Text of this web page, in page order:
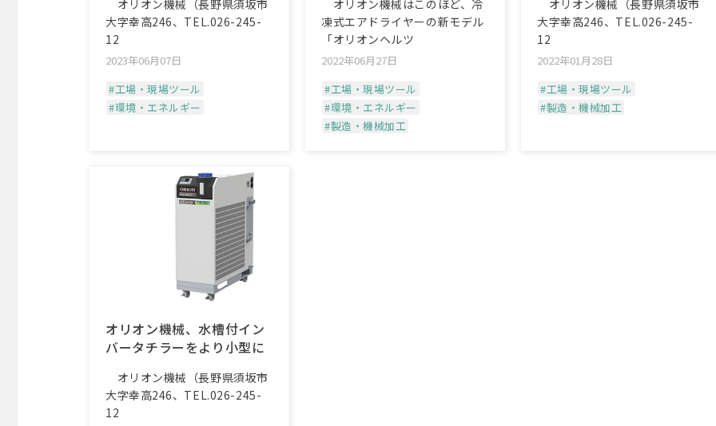
オリオン機械（長野県須坂市
大字幸高246、TEL.026-245-
12
2023年06月07日
#工場・現場ツール
#環境・エネルギー
オリオン機械はこのほど、冷
凍式エアドライヤーの新モデル
「オリオンヘルツ
2022年06月27日
#工場・現場ツール
#環境・エネルギー
#製造・機械加工
オリオン機械（長野県須坂市
大字幸高246、TEL.026-245-
12
2022年01月28日
#工場・現場ツール
#製造・機械加工
オリオン機械、水槽付イン
バータチラーをより小型に
オリオン機械（長野県須坂市
大字幸高246、TEL.026-245-
12